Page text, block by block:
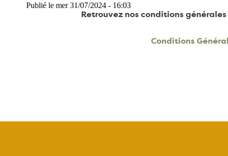
Publié le mer 31/07/2024 - 16:03
Retrouvez nos conditions
Conditions